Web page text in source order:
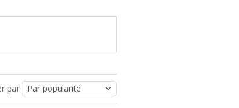
par